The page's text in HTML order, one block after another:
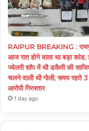
RAIPUR BREAKING :
आज रात होने वाला था बड़ा कांड,
ज्वेलरी शॉप में थी डकैती की
चलने वाली थी गोली, समय रहते 3
आरोपी गिरफ्तार
1 day ago